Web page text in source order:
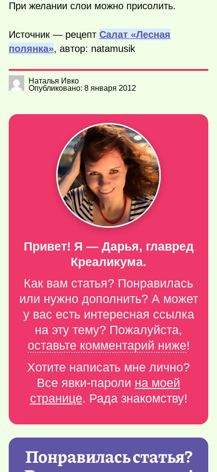
При желании слои можно присолить.
Источник — рецепт Салат «Лесная
полянка», автор: natamusik
Наталья Ивко
Опубликовано: 8 января 2012
Привет! Я — Дарья, главред
Креаликума.
Как вам статья? Понравилась
или нужно дополнить? А может
у вас есть интересная ссылка
на эту тему? Пожалуйста,
оставьте комментарий ниже!
Хотите написать мне лично?
Все явки-пароли на моей
странице. Рада знакомству!
Понравилась статья?